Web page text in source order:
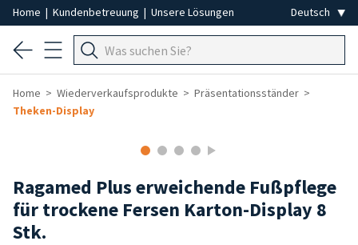
Home | Kundenbetreuung | Unsere Lösungen
Home Wiederverkaufsprodukte
Präsentationsständer
Theken-Display
Ragamed Plus erweichende Fußpflege
für trockene Fersen Karton-Display 8
Stk.